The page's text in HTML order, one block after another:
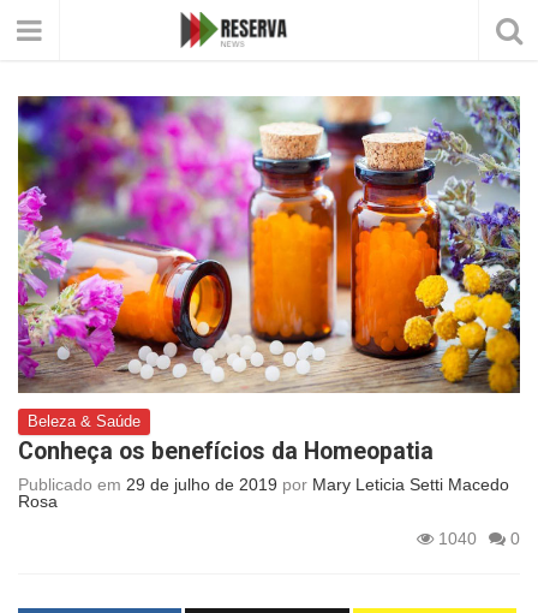
Beleza & Saúde
Conheça os benefícios da Homeopatia
Publicado em 29 de julho de 2019 por Mary Leticia Setti Macedo
Rosa
1040
0